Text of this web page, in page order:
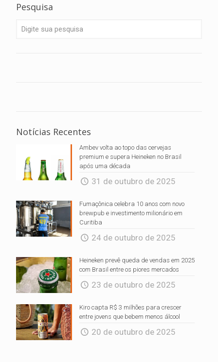
Pesquisa
Notícias Recentes
Ambev volta ao topo das cervejas
premium e supera Heineken no Brasil
após uma década
31 de outubro de 2025
Fumaçônica celebra 10 anos com novo
brewpub e investimento milionário em
Curitiba
24 de outubro de 2025
Heineken prevê queda de vendas em 2025
com Brasil entre os piores mercados
23 de outubro de 2025
Kiro capta R$ 3 milhões para crescer
entre jovens que bebem menos álcool
20 de outubro de 2025